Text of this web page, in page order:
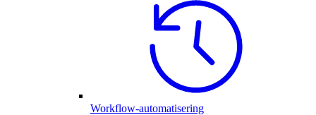
Workflow-automatisering